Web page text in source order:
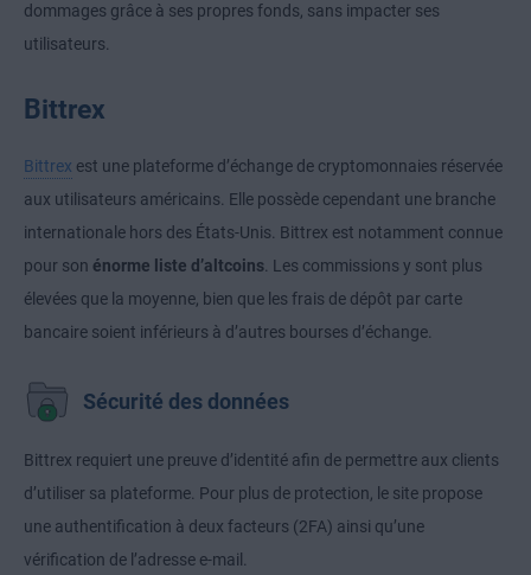
dommages grâce à ses propres fonds, sans impacter ses
utilisateurs.
Bittrex
Bittrex est une plateforme d’échange de cryptomonnaies réservée
aux utilisateurs américains. Elle possède cependant une branche
internationale hors des États-Unis. Bittrex est notamment connue
pour son énorme liste d’altcoins. Les commissions y sont plus
élevées que la moyenne, bien que les frais de dépôt par carte
bancaire soient inférieurs à d’autres bourses d’échange.
Sécurité des données
Bittrex requiert une preuve d’identité afin de permettre aux clients
d’utiliser sa plateforme. Pour plus de protection, le site propose
une authentification à deux facteurs (2FA) ainsi qu’une
vérification de l’adresse e-mail.